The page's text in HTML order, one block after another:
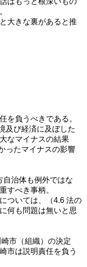
大きな裏があると推
を負うべきである。
及び経済に及ぼした
なマイナスの結果
ったマイナスの影響
自治体も例外ではな
すべき事柄。
ついては、（4.6 法の
何も問題は無いと思
市（組織）の決定
市は説明責任を負う